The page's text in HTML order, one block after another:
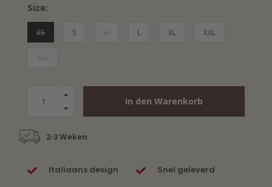
Size:
XS S L XL XXL
In den Warenkorb
2-3 Weken
Italiaans design Snel geleverd